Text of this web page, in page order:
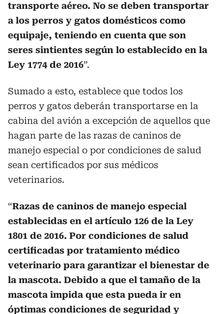
transporte aéreo. No se deben transportar
a los perros y gatos domésticos como
equipaje, teniendo en cuenta que son
seres sintientes según lo establecido en la
Ley 1774 de 2016”.
Sumado a esto, establece que todos los
perros y gatos deberán transportarse en la
cabina del avión a excepción de aquellos que
hagan parte de las razas de caninos de
manejo especial o por condiciones de salud
sean certificados por sus médicos
veterinarios.
“Razas de caninos de manejo especial
establecidas en el artículo 126 de la Ley
1801 de 2016. Por condiciones de salud
certificadas por tratamiento médico
veterinario para garantizar el bienestar de
la mascota. Debido a que el tamaño de la
mascota impida que esta pueda ir en
óptimas condiciones de seguridad y